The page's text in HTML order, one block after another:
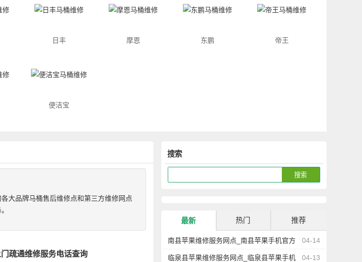
日丰 摩恩 东鹏 帝王
便洁宝
搜索
最新 热门 推荐
04-14
南县苹果维修服务网点_南县苹果手机官方
授权售后维修中心地址电话 04-13
临泉县苹果维修服务网点_临泉县苹果手机
大品牌马桶售后维修点和第三方维修网点
疏通维修服务电话查询